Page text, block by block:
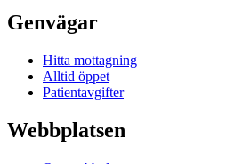
Genvägar
Hitta mottagning
Alltid öppet
Patientavgifter
Webbplatsen